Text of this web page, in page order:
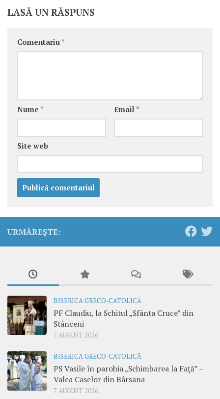
LASĂ UN RĂSPUNS
Comentariu *
Nume * Email *
Site web
URMĂREȘTE:
BISERICA GRECO-CATOLICĂ
PF Claudiu, la Schitul „Sfânta Cruce” din
Stânceni
7 AUGUST 2026
BISERICA GRECO-CATOLICĂ
PS Vasile în parohia „Schimbarea la Față” –
Valea Caselor din Bârsana
7 AUGUST 2026